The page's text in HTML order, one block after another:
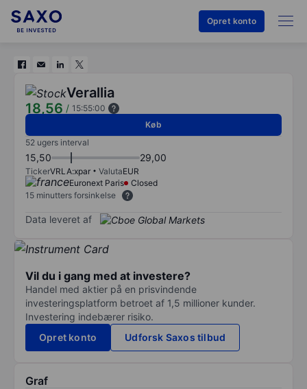
Opret konto
Verallia
18,56 / 15:55:00
Køb
52 ugers interval
15,50 29,00
TickerVRLA:xpar ValutaEUR
Euronext Paris
Closed
15 minutters forsinkelse
Data leveret af
Vil du i gang med at investere?
Handel med aktier på en prisvindende
investeringsplatform betroet af 1,5 millioner kunder.
Investering indebærer risiko.
Opret konto
Udforsk Saxos tilbud
Graf